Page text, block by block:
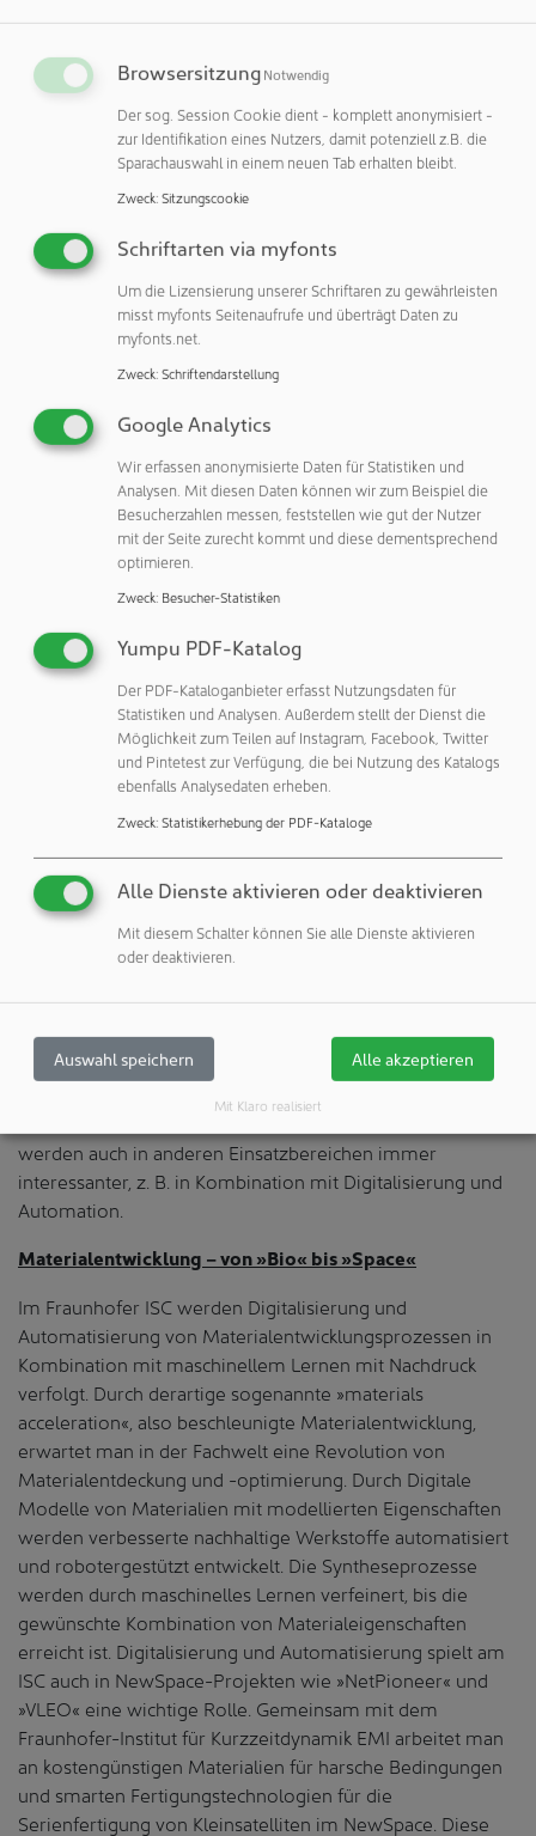
entwickelt werden, um zuverlässige und reproduzierbare
Das Projekt »ORINTHERA« soll helfen, solche
Studienvorschriften und Standards sowie die zugehörigen
automatisierten Verfahren und die Materialien zu
einsetzen zu können. So sollen sie z. B. für die
Arzneimittelindustrie besser nutzbar werden und die
Entwicklung und Bereitstellung neuer sicherer
Medikamente beschleunigen.
Forschung für die Energiewende
Gotthardt in Würzburg waren die für den
Wirtschaftsstandort Bayern nicht weniger wichtigen
Beiträge aus der Materialentwicklung des Fraunhofer ISC
zu den Energiewende-Themen Batterieforschung und
Wasserstofftechnologie sowie zu Digitalisierung und
Raumfahrttechnologien.
Elektromobilität Bayern des Fraunhofer ISC treibt als eines
der wichtigsten Batterieforschungszentren in Deutschland
die Entwicklung neuer leistungsfähiger Batteriematerialien
gemeinsam mit der Industrie voran. Die Würzburger
Batterieexpertinnen und -experten bringen ihr Material-
und Prozesswissen außerdem in die nachhaltigen
Wiederverwendung und das ressourcenschonende,
Recycling von Batterien sowie bei der Ausbildung von
Fachkräften für die Batterieindustrie ein.
Die zweite Säule für eine CO2-freie Energieversorgung
stellt das Fraunhofer ISC in Zusammenarbeit mit der
Friedrich-Alexander-Universität Erlangen-Nürnberg eine
neue Klasse sensorischer Partikel her, die einen sicheren
werden auch in anderen Einsatzbereichen immer
interessanter, z. B. in Kombination mit Digitalisierung und
Automation.
Materialentwicklung – von »Bio« bis »Space«
Im Fraunhofer ISC werden Digitalisierung und
Automatisierung von Materialentwicklungsprozessen in
Kombination mit maschinellem Lernen mit Nachdruck
verfolgt. Durch derartige sogenannte »materials
acceleration«, also beschleunigte Materialentwicklung,
erwartet man in der Fachwelt eine Revolution von
Materialentdeckung und -optimierung. Durch Digitale
Modelle von Materialien mit modellierten Eigenschaften
werden verbesserte nachhaltige Werkstoffe automatisiert
und robotergestützt entwickelt. Die Syntheseprozesse
werden durch maschinelles Lernen verfeinert, bis die
gewünschte Kombination von Materialeigenschaften
erreicht ist. Digitalisierung und Automatisierung spielt am
ISC auch in NewSpace-Projekten wie »NetPioneer« und
»VLEO« eine wichtige Rolle. Gemeinsam mit dem
Fraunhofer-Institut für Kurzzeitdynamik EMI arbeitet man
an kostengünstigen Materialien für harsche Bedingungen
und smarten Fertigungstechnologien für die
Serienfertigung von Kleinsatelliten im NewSpace. Diese
Browsersitzung Notwendig
Der sog. Session Cookie dient - komplett anonymisiert -
zur Identifikation eines Nutzers, damit potenziell z.B. die
Sparachauswahl in einem neuen Tab erhalten bleibt.
Zweck: Sitzungscookie
Schriftarten via myfonts
Um die Lizensierung unserer Schriftaren zu gewährleisten
misst myfonts Seitenaufrufe und überträgt Daten zu
myfonts.net.
Zweck: Schriftendarstellung
Google Analytics
Wir erfassen anonymisierte Daten für Statistiken und
Analysen. Mit diesen Daten können wir zum Beispiel die
Besucherzahlen messen, feststellen wie gut der Nutzer
mit der Seite zurecht kommt und diese dementsprechend
optimieren.
Zweck: Besucher-Statistiken
Yumpu PDF-Katalog
Der PDF-Kataloganbieter erfasst Nutzungsdaten für
Statistiken und Analysen. Außerdem stellt der Dienst die
Möglichkeit zum Teilen auf Instagram, Facebook, Twitter
und Pintetest zur Verfügung, die bei Nutzung des Katalogs
ebenfalls Analysedaten erheben.
Zweck: Statistikerhebung der PDF-Kataloge
Alle Dienste aktivieren oder deaktivieren
Mit diesem Schalter können Sie alle Dienste aktivieren
oder deaktivieren.
Auswahl speichern Alle akzeptieren
Mit Klaro realisiert